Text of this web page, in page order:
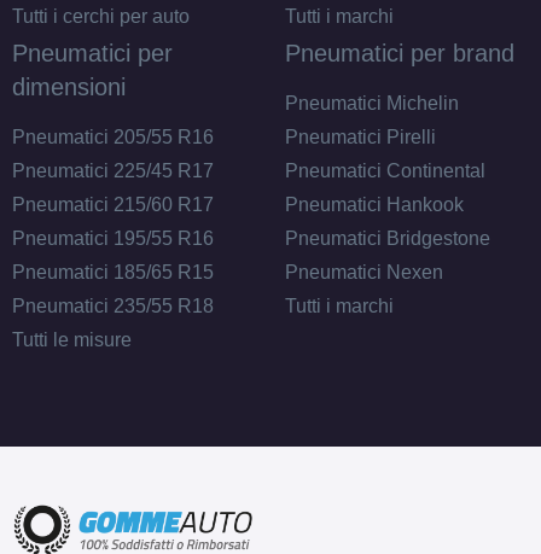
Tutti i cerchi per auto
Tutti i marchi
Pneumatici per
dimensioni
Pneumatici 205/55 R16
Pneumatici 225/45 R17
Pneumatici 215/60 R17
Pneumatici 195/55 R16
Pneumatici 185/65 R15
Pneumatici 235/55 R18
Tutti le misure
Pneumatici per brand
Pneumatici Michelin
Pneumatici Pirelli
Pneumatici Continental
Pneumatici Hankook
Pneumatici Bridgestone
Pneumatici Nexen
Tutti i marchi